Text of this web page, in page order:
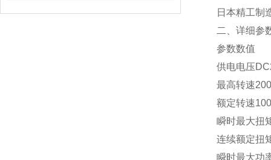
日本精工制
二、详细参
参数数值
供电电压
最高转速
额定转速
瞬时最大扭
连续额定扭
瞬时最大功